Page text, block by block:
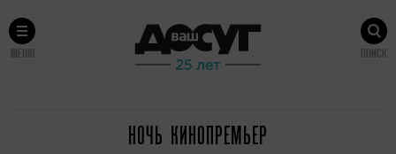
МЕНЮ ПОИСК
НОЧЬ КИНОПРЕМЬЕР